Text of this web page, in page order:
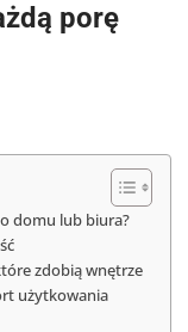
porę
domu lub biura?
zdobią wnętrze
użytkowania